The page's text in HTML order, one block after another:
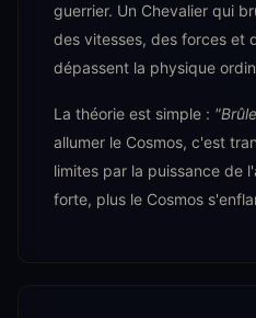
guerrier. Un Chevalier qui
des vitesses, des forces et
dépassent la physique
La théorie est simple :
allumer le Cosmos, c'est
limites par la puissance de
forte, plus le Cosmos